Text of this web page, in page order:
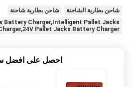
شاحن بطارية الشاحنة
شاحن بطارية شاحنة
Battery Charger,Intelligent Pallet Jacks
Pallet Jacks Battery Charger
احصل على افضل